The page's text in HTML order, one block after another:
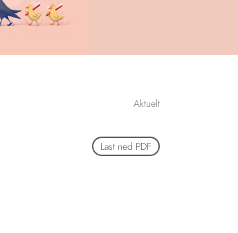
Aktuelt
Last ned PDF